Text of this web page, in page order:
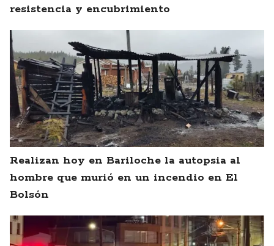
resistencia y encubrimiento
Realizan hoy en Bariloche la autopsia al
hombre que murió en un incendio en El
Bolsón